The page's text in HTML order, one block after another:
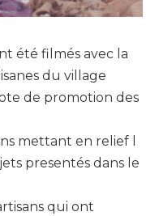
été filmés avec la
du village
de promotion des
mettant en relief l
presentés dans le
qui ont